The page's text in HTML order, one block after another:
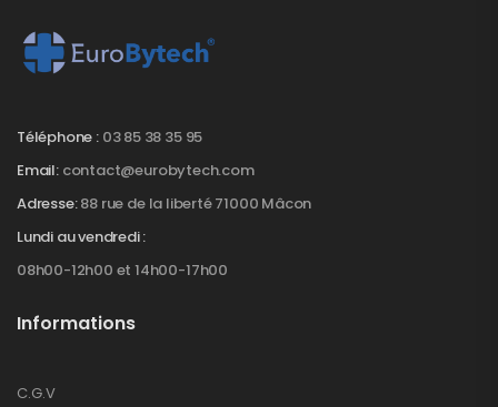
Téléphone : 03 85 38 35 95
Email: contact@eurobytech.com
Adresse:88 rue de la liberté 71000 Mâcon
Lundi au vendredi :
08h00-12h00 et 14h00-17h00
Informations
C.G.V